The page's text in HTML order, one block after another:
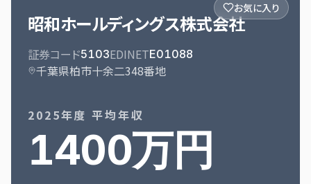
お気に入り
昭和ホールディングス株式会社
証券コード5103EDINETE01088
千葉県柏市十余二348番地
2025年度 平均年収
1400万円